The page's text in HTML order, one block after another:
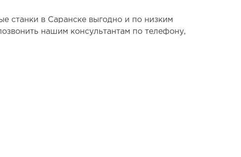
станки в Саранске выгодно и по низким
нашим консультантам по телефону,